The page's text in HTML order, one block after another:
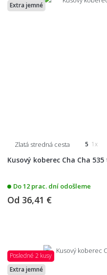
Extra jemné
Zlatá stredná cesta 5 1x
Kusový koberec Cha Cha
Do 12 prac. dní odošleme
Od 36,41 €
Posledné 2 kusy
Extra jemné